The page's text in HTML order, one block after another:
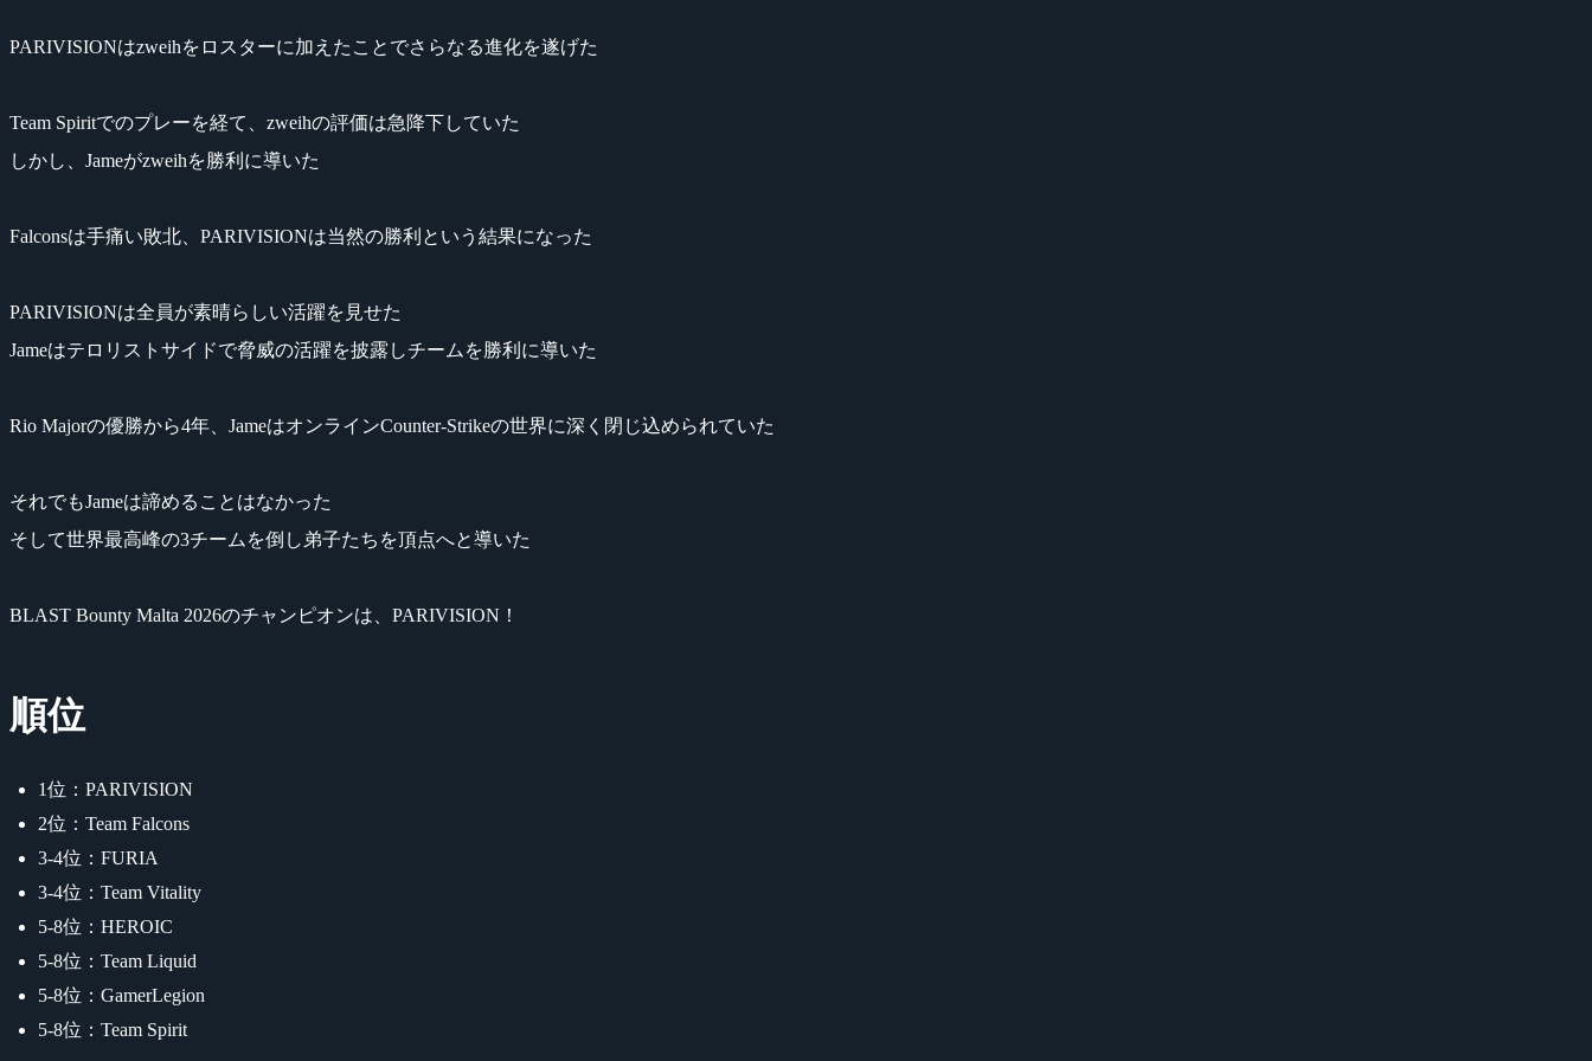
PARIVISIONはzweihをロスターに加えたことでさらなる進化を遂げた
Team Spiritでのプレーを経て、zweihの評価は急降下していた
しかし、Jameがzweihを勝利に導いた
Falconsは手痛い敗北、PARIVISIONは当然の勝利という結果になった
PARIVISIONは全員が素晴らしい活躍を見せた
Jameはテロリストサイドで脅威の活躍を披露しチームを勝利に導いた
Rio Majorの優勝から4年、JameはオンラインCounter-Strikeの世界に深く閉じ込められていた
それでもJameは諦めることはなかった
そして世界最高峰の3チームを倒し弟子たちを頂点へと導いた
BLAST Bounty Malta 2026のチャンピオンは、PARIVISION！
順位
1位：PARIVISION
2位：Team Falcons
3-4位：FURIA
3-4位：Team Vitality
5-8位：HEROIC
5-8位：Team Liquid
5-8位：GamerLegion
5-8位：Team Spirit